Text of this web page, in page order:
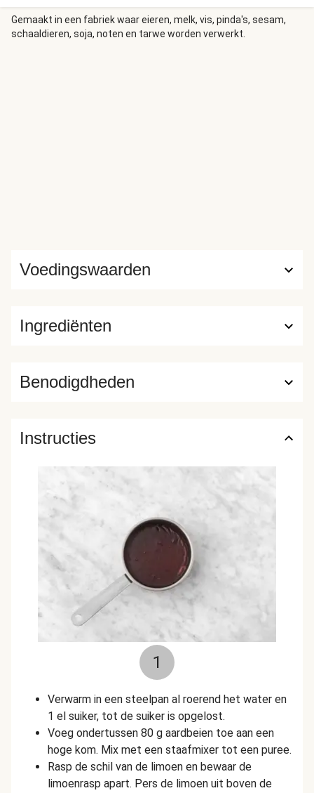
Gemaakt in een fabriek waar eieren, melk, vis, pinda's, sesam,
schaaldieren, soja, noten en tarwe worden verwerkt.
Ingrediënten
Voedingswaarden
Benodigdheden
Instructies
1
Verwarm in een steelpan al roerend het water en
1 el suiker, tot de suiker is opgelost.
Voeg ondertussen 80 g aardbeien toe aan een
hoge kom. Mix met een staafmixer tot een puree.
Rasp de schil van de limoen en bewaar de
limoenrasp apart. Pers de limoen uit boven de